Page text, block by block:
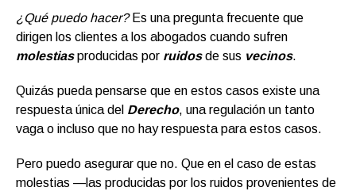
¿Qué puedo hacer?Es una pregunta frecuente que
dirigen los clientes a los abogados cuando sufren
molestiasproducidas por ruidosde sus vecinos.
Quizás pueda pensarse que en estos casos existe una
respuesta única del Derecho, una regulación un tanto
vaga o incluso que no hay respuesta para estos casos.
Pero puedo asegurar que no. Que en el caso de estas
molestias —las producidas por los ruidos provenientes de